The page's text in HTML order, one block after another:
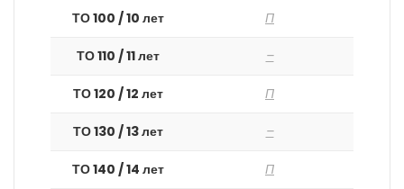
ТО 100 / 10 лет П
ТО 110 / 11 лет –
ТО 120 / 12 лет П
ТО 130 / 13 лет –
ТО 140 / 14 лет П